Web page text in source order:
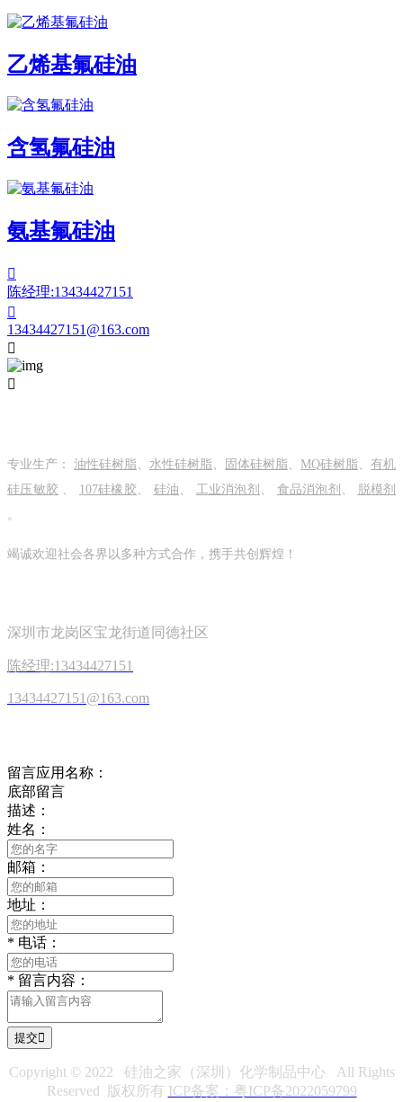
乙烯基氟硅油
含氢氟硅油
氨基氟硅油

陈经理:13434427151

13434427151@163.com


专业生产： 油性硅树脂 、 水性硅树脂 、 固体硅树脂 、 MQ硅树脂 、 有机
硅压敏胶 、 107硅橡胶、 硅油 、 工业消泡剂 、 食品消泡剂 、 脱模剂
。
竭诚欢迎社会各界以多种方式合作，携手共创辉煌！
深圳市龙岗区宝龙街道同德社区
陈经理:13434427151
13434427151@163.com
留言应用名称：
底部留言
描述：
姓名：
邮箱：
地址：
* 电话：
* 留言内容：
提交
Copyright © 2022 硅油之家（深圳）化学制品中心 All Rights
Reserved 版权所有 ICP备案：粤ICP备2022059799